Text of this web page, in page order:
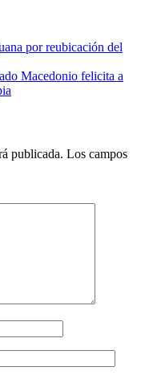
por reubicación del
Macedonio felicita a
publicada. Los campos